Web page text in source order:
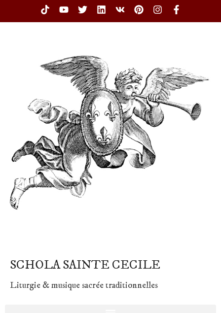
SCHOLA SAINTE CECILE
Liturgie & musique sacrée traditionnelles